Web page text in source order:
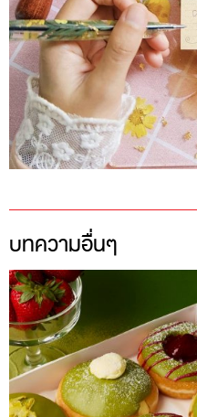
บทความอื่นๆ